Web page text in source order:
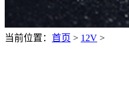
当前位置： 首页 > 12V >